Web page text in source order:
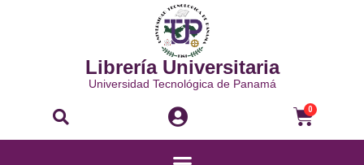
Librería Universitaria
Universidad Tecnológica de Panamá
Buscar 0
Menú